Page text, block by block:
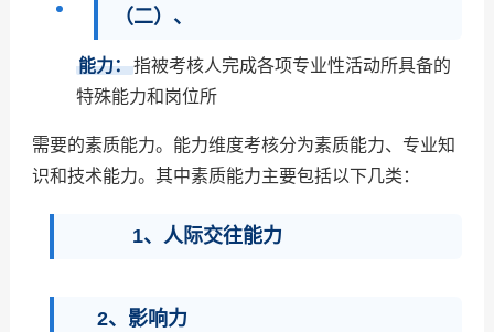
（二）、
能力：指被考核人完成各项专业性活动所具备的
特殊能力和岗位所
需要的素质能力。能力维度考核分为素质能力、专业知
识和技术能力。其中素质能力主要包括以下几类：
1、人际交往能力
2、影响力